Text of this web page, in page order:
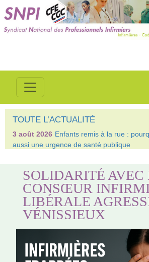
TOUTE L’ACTUALITÉ
3 août 2026 Enfants remis à la rue :
aussi une urgence de santé publique
SOLIDARITÉ AVEC
CONSŒUR
LIBÉRALE
VÉNISSIEUX